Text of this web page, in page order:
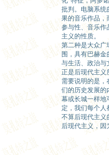
批判。电脑系统
果的音乐作品，
参与性、音乐作
主义的性质。
第二种是大众广
围，具有巴赫
与生活、政治与
正是后现代主义
需要说明的是，
们的历史发展的
幕或长城一样地
定，我们每个人
不算后现代主义
后现代主义，因